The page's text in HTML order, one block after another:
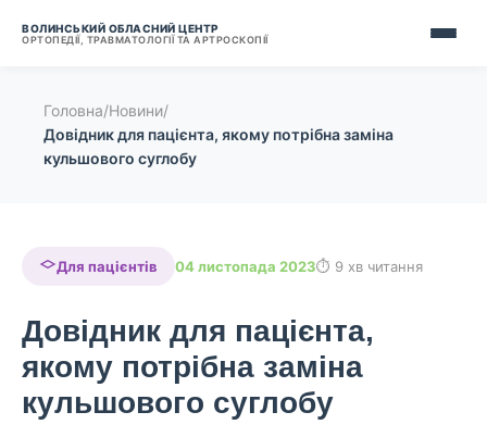
ВОЛИНСЬКИЙ ОБЛАСНИЙ ЦЕНТР
ОРТОПЕДІЇ, ТРАВМАТОЛОГІЇ ТА АРТРОСКОПІЇ
Головна/Новини/
Довідник для пацієнта, якому потрібна заміна
кульшового суглобу
Для пацієнтів 04 листопада 2023 9 хв читання
Довідник для пацієнта,
якому потрібна заміна
кульшового суглобу